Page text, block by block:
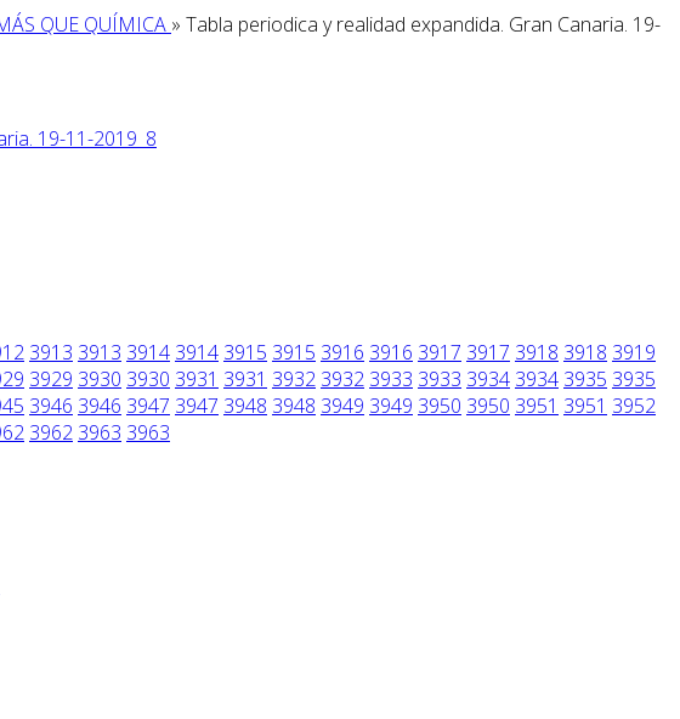
QUE QUÍMICA » Tabla periodica y realidad expandida. Gran Canaria. 19-
3913 3913 3914 3914 3915 3915 3916 3916 3917 3917 3918 3918 3919
3929 3930 3930 3931 3931 3932 3932 3933 3933 3934 3934 3935 3935
3946 3946 3947 3947 3948 3948 3949 3949 3950 3950 3951 3951 3952
3962 3963 3963